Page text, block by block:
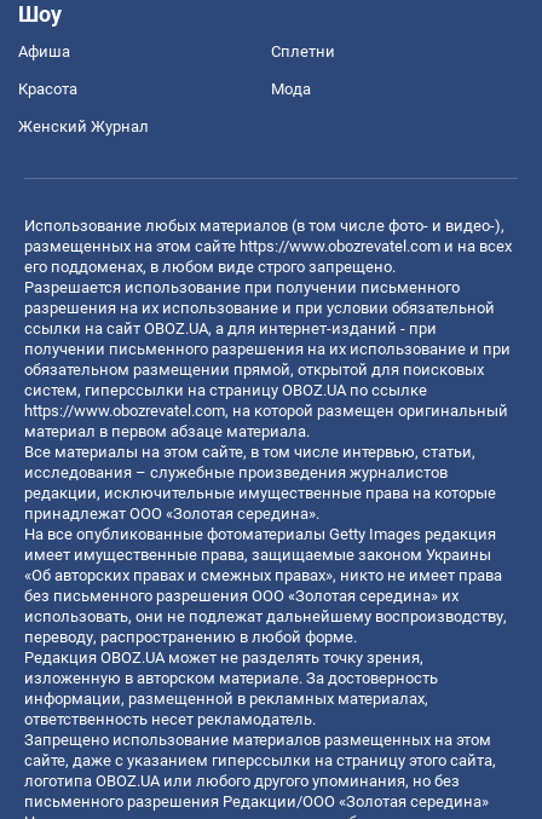
Шоу
Афиша Сплетни
Красота Мода
Женский Журнал
Использование любых материалов (в том числе фото- и видео-),
размещенных на этом сайте https://www.obozrevatel.com и на всех
его поддоменах, в любом виде строго запрещено.
Разрешается использование при получении письменного
разрешения на их использование и при условии обязательной
ссылки на сайт OBOZ.UA, а для интернет-изданий - при
получении письменного разрешения на их использование и при
обязательном размещении прямой, открытой для поисковых
систем, гиперссылки на страницу OBOZ.UA по ссылке
https://www.obozrevatel.com, на которой размещен оригинальный
материал в первом абзаце материала.
Все материалы на этом сайте, в том числе интервью, статьи,
исследования – служебные произведения журналистов
редакции, исключительные имущественные права на которые
принадлежат ООО «Золотая середина».
На все опубликованные фотоматериалы Getty Images редакция
имеет имущественные права, защищаемые законом Украины
«Об авторских правах и смежных правах», никто не имеет права
без письменного разрешения ООО «Золотая середина» их
использовать, они не подлежат дальнейшему воспроизводству,
переводу, распространению в любой форме.
Редакция OBOZ.UA может не разделять точку зрения,
изложенную в авторском материале. За достоверность
информации, размещенной в рекламных материалах,
ответственность несет рекламодатель.
Запрещено использование материалов размещенных на этом
сайте, даже с указанием гиперссылки на страницу этого сайта,
логотипа OBOZ.UA или любого другого упоминания, но без
письменного разрешения Редакции/ООО «Золотая середина»